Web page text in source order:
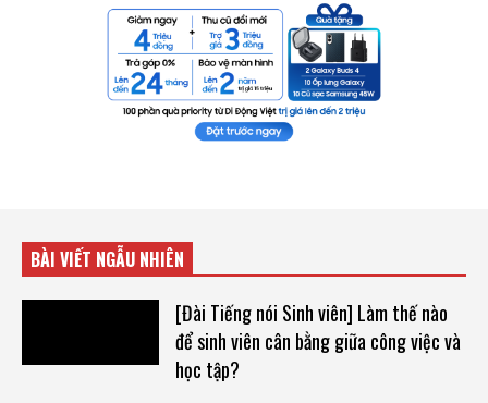
BÀI VIẾT NGẪU NHIÊN
[Đài Tiếng nói Sinh viên] Làm thế nào
để sinh viên cân bằng giữa công việc và
học tập?